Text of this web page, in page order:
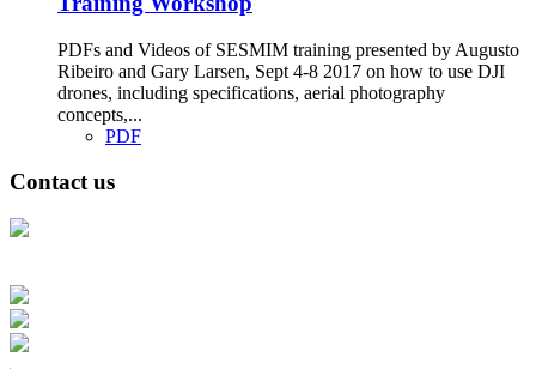
PDFs and Videos of SESMIM training presented by Augusto
Ribeiro and Gary Larsen, Sept 4-8 2017 on how to use DJI
drones, including specifications, aerial photography
concepts,...
PDF
Contact us